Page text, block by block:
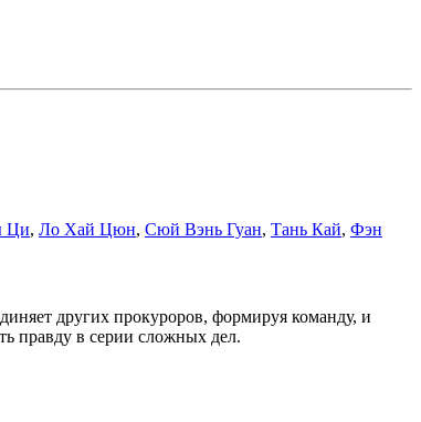
Ци, Ло Хай Цюн, Сюй Вэнь Гуан, Тань Кай, Фэн
других прокуроров, формируя команду, и
правду в серии сложных дел.